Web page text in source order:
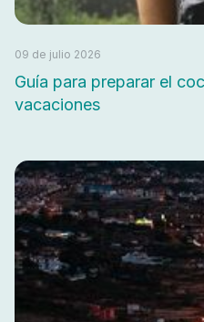
09 de julio 2026
Guía para preparar el
vacaciones